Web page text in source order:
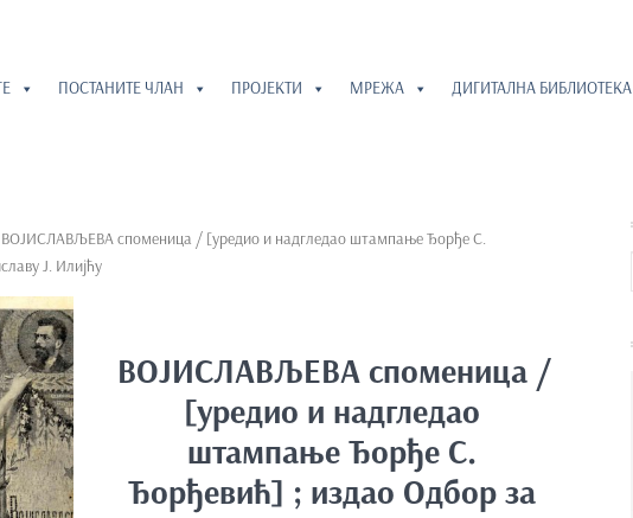
ПОСТАНИТЕ ЧЛАН ПРОЈЕКТИ МРЕЖА ДИГИТАЛНА БИБЛИОТЕКА
споменица / [уредио и надгледао штампање Ђорђе С.
Ј. Илијћу
ВОЈИСЛАВЉЕВА споменица /
[уредио и надгледао
штампање Ђорђе С.
Ђорђевић] ; издао Одбор за